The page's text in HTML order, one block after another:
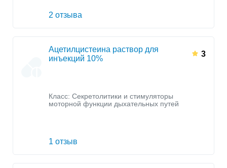
2 отзыва
Ацетилцистеина раствор для
инъекций 10%
3
Класс: Секретолитики и стимуляторы
моторной функции дыхательных путей
1 отзыв